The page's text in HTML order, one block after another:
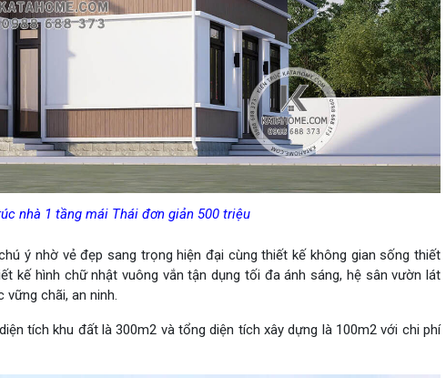
nhà 1 tầng mái Thái đơn giản 500 triệu
ý nhờ vẻ đẹp sang trọng hiện đại cùng thiết kế không gian sống thiết
kế hình chữ nhật vuông vắn tận dụng tối đa ánh sáng, hệ sân vườn lát
chãi, an ninh.
tích khu đất là 300m2 và tổng diện tích xây dựng là 100m2 với chi phí